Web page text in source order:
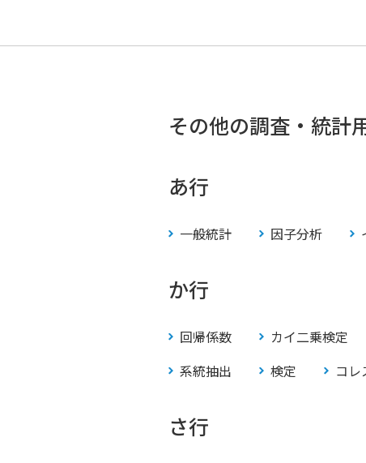
その他の調査・統計
あ行
一般統計 因子分析
か行
回帰係数 カイ二乗検定
系統抽出
検定 コ
さ行